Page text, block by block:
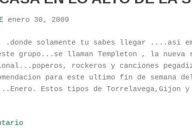
enero 30, 2009
solamente tu sabes llegar ....asi
grupo...se llaman Templeton , la
rockeros y canciones
para este ultimo fin de semana
Estos tipos de Torrelavega,Gijon y
gratis desde Aqui . Espero que lo